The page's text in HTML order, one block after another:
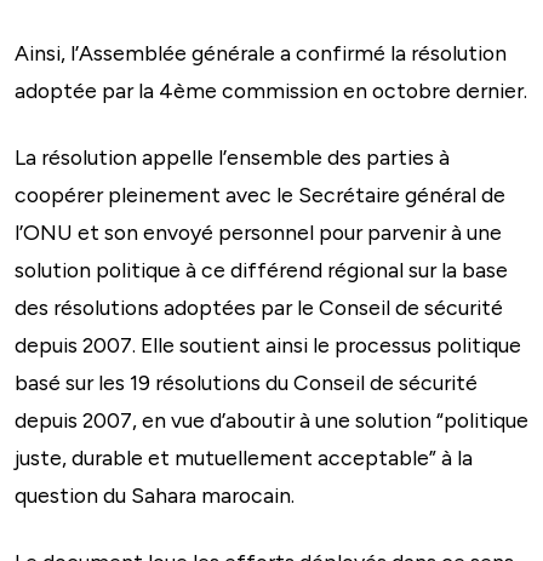
Ainsi, l’Assemblée générale a confirmé la résolution
adoptée par la 4ème commission en octobre dernier.
La résolution appelle l’ensemble des parties à
coopérer pleinement avec le Secrétaire général de
l’ONU et son envoyé personnel pour parvenir à une
solution politique à ce différend régional sur la base
des résolutions adoptées par le Conseil de sécurité
depuis 2007. Elle soutient ainsi le processus politique
basé sur les 19 résolutions du Conseil de sécurité
depuis 2007, en vue d’aboutir à une solution “politique
juste, durable et mutuellement acceptable” à la
question du Sahara marocain.